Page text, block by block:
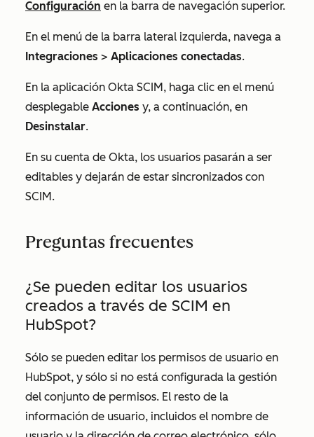
Configuración en la barra de navegación superior.
En el menú de la barra lateral izquierda, navega a
Integraciones > Aplicaciones conectadas.
En la aplicación Okta SCIM, haga clic en el menú
desplegable Acciones y, a continuación, en
Desinstalar.
En su cuenta de Okta, los usuarios pasarán a ser
editables y dejarán de estar sincronizados con
SCIM.
Preguntas frecuentes
¿Se pueden editar los usuarios
creados a través de SCIM en
HubSpot?
Sólo se pueden editar los permisos de usuario en
HubSpot, y sólo si no está configurada la gestión
del conjunto de permisos. El resto de la
información de usuario, incluidos el nombre de